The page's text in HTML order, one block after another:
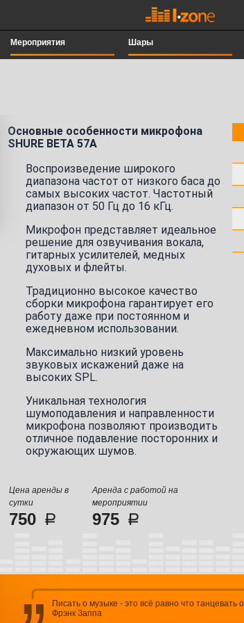
Мероприятия Шары
Основные особенности микрофона
SHURE BETA 57A
Воспроизведение широкого
диапазона частот от низкого баса до
самых высоких частот. Частотный
диапазон от 50 Гц до 16 кГц.
Микрофон представляет идеальное
решение для озвучивания вокала,
гитарных усилителей, медных
духовых и флейты.
Традиционно высокое качество
сборки микрофона гарантирует его
работу даже при постоянном и
ежедневном использовании.
Максимально низкий уровень
звуковых искажений даже на
высоких SPL.
Уникальная технология
шумоподавления и направленности
микрофона позволяют производить
отличное подавление посторонних и
окружающих шумов.
Цена аренды в
сутки
Аренда с работой на
мероприятии
750 975
Писать о музыке - это всё равно что танцевать
Фрэнк Заппа